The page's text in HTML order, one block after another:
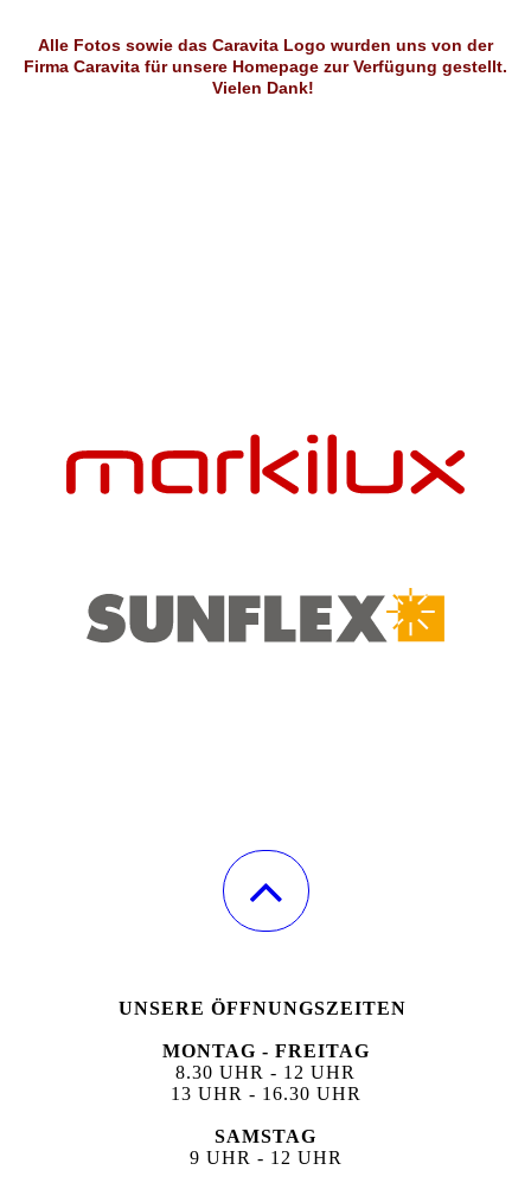
Alle Fotos sowie das Caravita Logo wurden uns von der
Firma Caravita für unsere Homepage zur Verfügung gestellt.
Vielen Dank!
UNSERE ÖFFNUNGSZEITEN
MONTAG - FREITAG
8.30 UHR - 12 UHR
13 UHR - 16.30 UHR
SAMSTAG
9 UHR - 12 UHR